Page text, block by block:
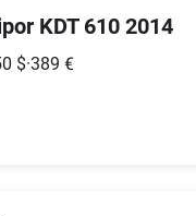
KDT 610 2014
$·389 €